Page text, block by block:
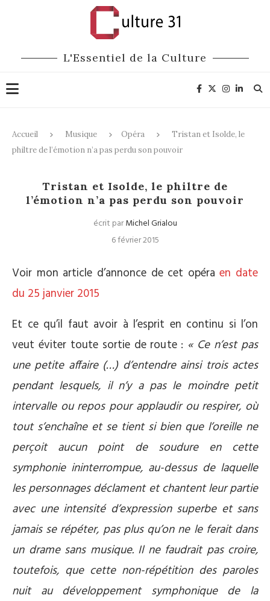
L'Essentiel de la Culture
Accueil Musique Opéra
Tristan et Isolde, le
philtre de l’émotion n’a pas perdu son pouvoir
Tristan et Isolde, le philtre de
l’émotion n’a pas perdu son pouvoir
écrit parMichel Grialou
6 février 2015
Voir mon article d’annonce de cet opéraen date
du 25 janvier 2015
Et ce qu’il faut avoir à l’esprit en continu si l’on
veut éviter toute sortie de route : « Ce n’est pas
une petite affaire (…) d’entendre ainsi trois actes
pendant lesquels, il n’y a pas le moindre petit
intervalle ou repos pour applaudir ou respirer, où
tout s’enchaîne et se tient si bien que l’oreille ne
perçoit aucun point de soudure en cette
symphonie ininterrompue, au-dessus de laquelle
les personnages déclament et chantent leur partie
avec une intensité d’expression superbe et sans
jamais se répéter, pas plus qu’on ne le ferait dans
un drame sans musique. Il ne faudrait pas croire,
toutefois, que cette non-répétition des paroles
nuit au développement symphonique de la